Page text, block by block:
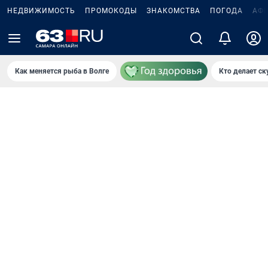
НЕДВИЖИМОСТЬ ПРОМОКОДЫ ЗНАКОМСТВА ПОГОДА
Как меняется рыба в Волге Кто делает